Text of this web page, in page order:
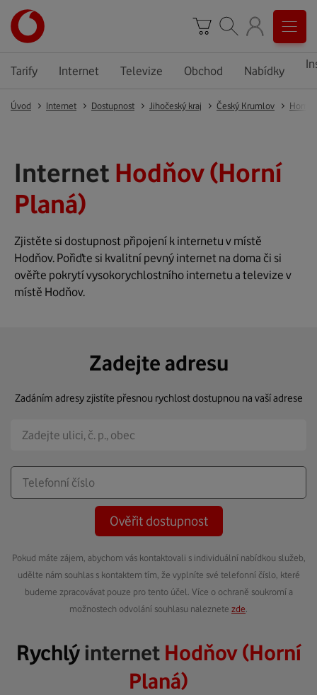
Tarify Internet Televize Obchod Nabídky
Úvod Internet Dostupnost Jihočeský kraj Český Krumlov Horní
Internet Hodňov (Horní
Planá)
Zjistěte si dostupnost připojení k internetu v místě
Hodňov. Pořiďte si kvalitní pevný internet na doma či si
ověřte pokrytí vysokorychlostního internetu a televize v
místě Hodňov.
Zadejte adresu
Zadáním adresy zjistíte přesnou rychlost dostupnou na vaší adrese
Ověřit dostupnost
Pokud máte zájem, abychom vás kontaktovali s individuální nabídkou služeb,
udělte nám souhlas s kontaktem tím, že vyplníte své telefonní číslo, které
budeme zpracovávat pouze pro tento účel. Více o ochraně soukromí a
možnostech odvolání souhlasu naleznete zde
Rychlýinternet Hodňov (Horní
Planá)